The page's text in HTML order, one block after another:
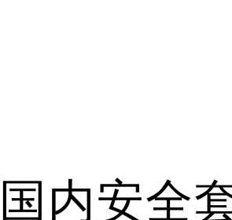
内安全